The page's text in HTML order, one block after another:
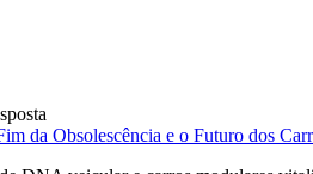
da Obsolescência e o Futuro dos